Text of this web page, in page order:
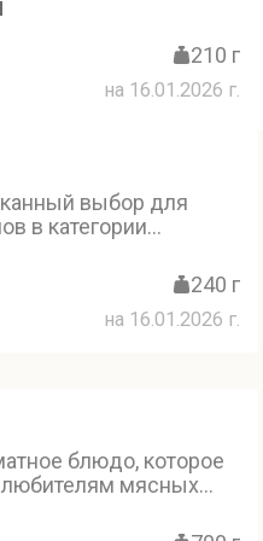
210 г
на 16.01.2026 г.
выбор для
в категории
соусом из вишни
вкус, который
равнодушным
240 г
на 16.01.2026 г.
блюдо, которое
любителям мясных
лапша и